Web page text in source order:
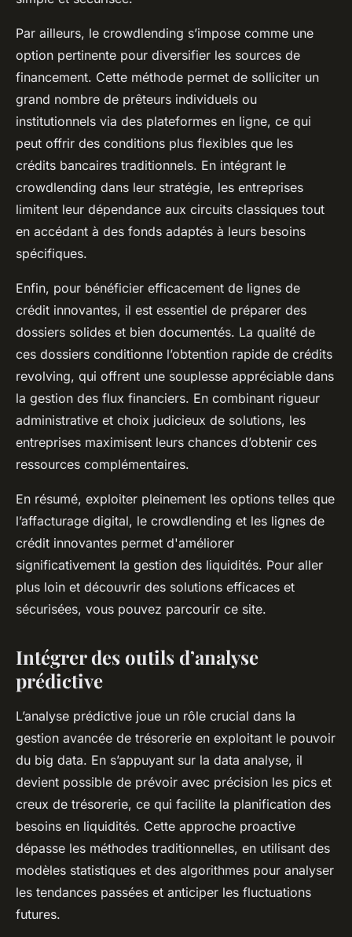
Par ailleurs, le crowdlending s’impose comme une
option pertinente pour diversifier les sources de
financement. Cette méthode permet de solliciter un
grand nombre de prêteurs individuels ou
institutionnels via des plateformes en ligne, ce qui
peut offrir des conditions plus flexibles que les
crédits bancaires traditionnels. En intégrant le
crowdlending dans leur stratégie, les entreprises
limitent leur dépendance aux circuits classiques tout
en accédant à des fonds adaptés à leurs besoins
spécifiques.
Enfin, pour bénéficier efficacement de lignes de
crédit innovantes, il est essentiel de préparer des
dossiers solides et bien documentés. La qualité de
ces dossiers conditionne l’obtention rapide de crédits
revolving, qui offrent une souplesse appréciable dans
la gestion des flux financiers. En combinant rigueur
administrative et choix judicieux de solutions, les
entreprises maximisent leurs chances d’obtenir ces
ressources complémentaires.
En résumé, exploiter pleinement les options telles que
l’affacturage digital, le crowdlending et les lignes de
crédit innovantes permet d'améliorer
significativement la gestion des liquidités. Pour aller
plus loin et découvrir des solutions efficaces et
sécurisées, vous pouvez parcourir ce site.
Intégrer des outils d’analyse
prédictive
L’analyse prédictive joue un rôle crucial dans la
gestion avancée de trésorerie en exploitant le pouvoir
du big data. En s’appuyant sur la data analyse, il
devient possible de prévoir avec précision les pics et
creux de trésorerie, ce qui facilite la planification des
besoins en liquidités. Cette approche proactive
dépasse les méthodes traditionnelles, en utilisant des
modèles statistiques et des algorithmes pour analyser
les tendances passées et anticiper les fluctuations
futures.